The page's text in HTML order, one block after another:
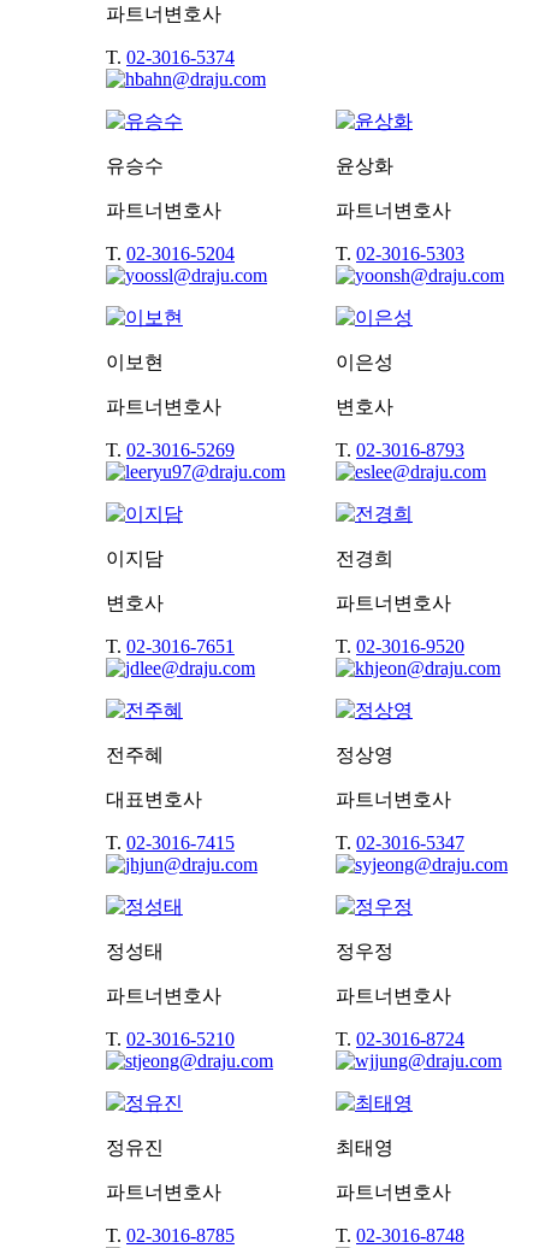
파트너변호사
T. 02-3016-5374
유승수
파트너변호사
T. 02-3016-5204
윤상화
파트너변호사
T. 02-3016-5303
이보현
파트너변호사
T. 02-3016-5269
이은성
변호사
T. 02-3016-8793
이지담
변호사
T. 02-3016-7651
전경희
파트너변호사
T. 02-3016-9520
전주혜
대표변호사
T. 02-3016-7415
정상영
파트너변호사
T. 02-3016-5347
정성태
파트너변호사
T. 02-3016-5210
정우정
파트너변호사
T. 02-3016-8724
정유진
파트너변호사
T. 02-3016-8785
최태영
파트너변호사
T. 02-3016-8748